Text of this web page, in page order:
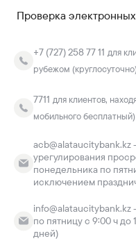
Проверка
+7 (727) 258 77 11 для
рубежом (круглосуточно)
7711 для клиентов,
мобильного бесплатный)
acb@alataucitybank.kz
урегулирования
понедельника по
исключением
по пятницу с 9:00 ч до
дней)